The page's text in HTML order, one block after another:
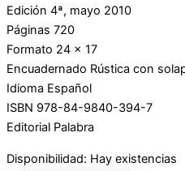
Edición 4ª, mayo 2010
Páginas 720
Formato 24 x 17
Encuadernado Rústica con
Idioma Español
ISBN 978-84-9840-394-7
Editorial Palabra
Disponibilidad: Hay existencias